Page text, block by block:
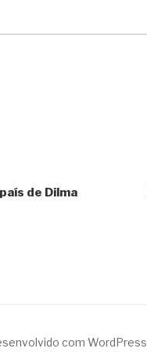
de Dilma
com WordPress